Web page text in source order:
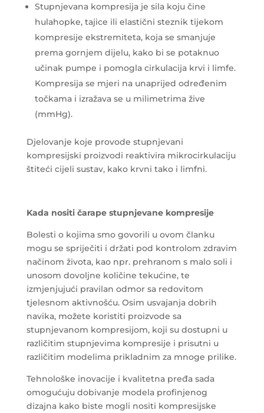
Stupnjevana kompresija je sila koju čine
hulahopke, tajice ili elastični steznik tijekom
kompresije ekstremiteta, koja se smanjuje
prema gornjem dijelu, kako bi se potaknuo
učinak pumpe i pomogla cirkulacija krvi i limfe.
Kompresija se mjeri na unaprijed određenim
točkama i izražava se u milimetrima žive
(mmHg).
Djelovanje koje provode stupnjevani
kompresijski proizvodi reaktivira mikrocirkulaciju
štiteći cijeli sustav, kako krvni tako i limfni.
Kada nositi čarape stupnjevane kompresije
Bolesti o kojima smo govorili u ovom članku
mogu se spriječiti i držati pod kontrolom zdravim
načinom života, kao npr. prehranom s malo soli i
unosom dovoljne količine tekućine, te
izmjenjujući pravilan odmor sa redovitom
tjelesnom aktivnošću. Osim usvajanja dobrih
navika, možete koristiti proizvode sa
stupnjevanom kompresijom, koji su dostupni u
različitim stupnjevima kompresije i prisutni u
različitim modelima prikladnim za mnoge prilike.
Tehnološke inovacije i kvalitetna pređa sada
omogućuju dobivanje modela profinjenog
dizajna kako biste mogli nositi kompresijske